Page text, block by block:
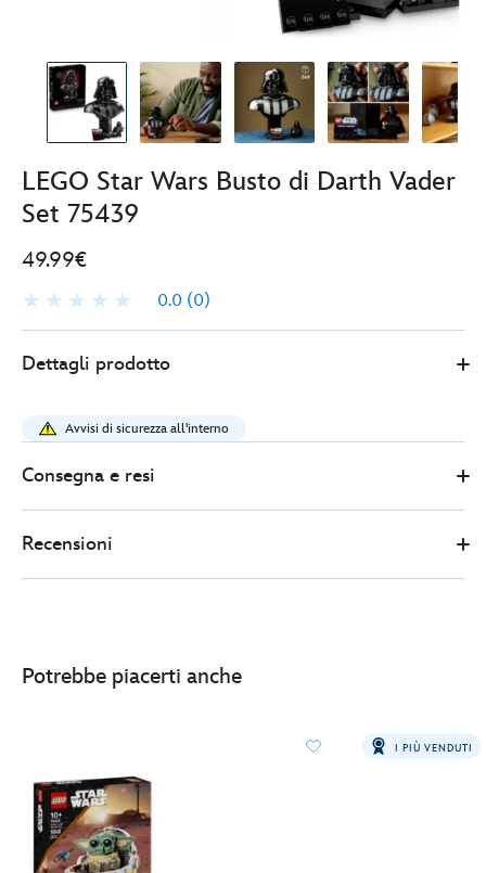
LEGO Star Wars Busto di Darth Vader
Set 75439
49.99€
0.0 (0)
49.99
wars-
busto-
vader-
set-
Dettagli prodotto
Avvisi di sicurezza all'interno
Consegna e resi
Recensioni
Potrebbe piacerti anche
I PIÙ VENDUTI